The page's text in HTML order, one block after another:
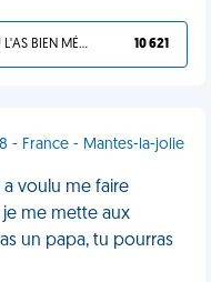
TU L'AS BIEN MÉRITÉ 10 621
- France - Mantes-la-jolie
voulu me faire
me mette aux
un papa, tu pourras